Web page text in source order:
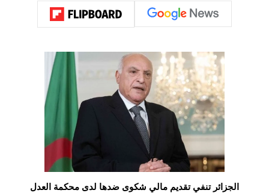
الجزائر تنفي تقديم مالي شكوى ضدها لدى محكمة العدل